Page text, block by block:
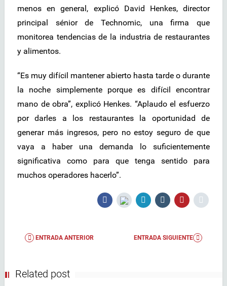
menos en general, explicó David Henkes, director
principal sénior de Technomic, una firma que
monitorea tendencias de la industria de restaurantes
y alimentos.
“Es muy difícil mantener abierto hasta tarde o durante
la noche simplemente porque es difícil encontrar
mano de obra”, explicó Henkes. “Aplaudo el esfuerzo
por darles a los restaurantes la oportunidad de
generar más ingresos, pero no estoy seguro de que
vaya a haber una demanda lo suficientemente
significativa como para que tenga sentido para
muchos operadores hacerlo”.
ENTRADA ANTERIOR ENTRADA SIGUIENTE
Related post